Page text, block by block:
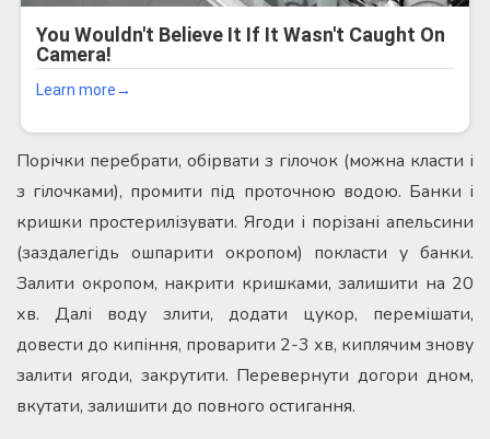
Порічки перебрати, обірвати з гілочок (можна класти і
з гілочками), промити під проточною водою. Банки і
кришки простерилізувати. Ягоди і порізані апельсини
(заздалегідь ошпарити окропом) покласти у банки.
Залити окропом, накрити кришками, залишити на 20
хв. Далі воду злити, додати цукор, перемішати,
довести до кипіння, проварити 2-3 хв, киплячим знову
залити ягоди, закрутити. Перевернути догори дном,
вкутати, залишити до повного остигання.